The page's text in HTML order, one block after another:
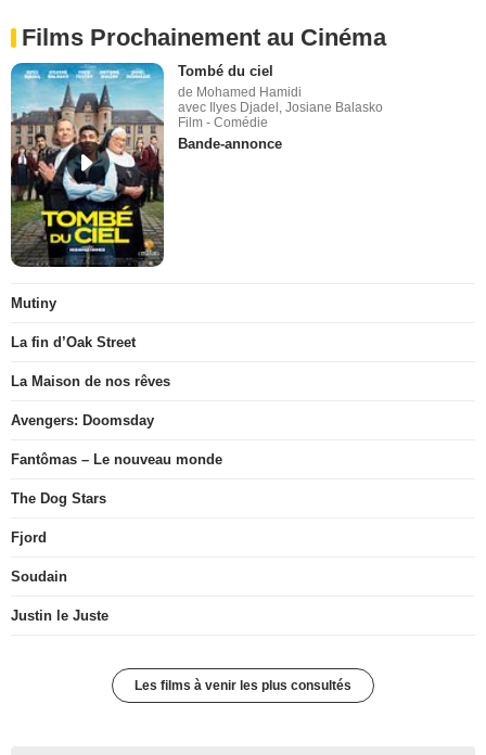
Films Prochainement au Cinéma
Tombé du ciel
de Mohamed Hamidi
avec Ilyes Djadel, Josiane Balasko
Film - Comédie
Bande-annonce
Mutiny
La fin d’Oak Street
La Maison de nos rêves
Avengers: Doomsday
Fantômas – Le nouveau monde
The Dog Stars
Fjord
Soudain
Justin le Juste
Les films à venir les plus consultés